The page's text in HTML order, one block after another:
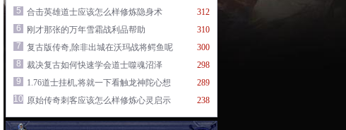
312
5
合击英雄道士应该怎么样修炼隐身术
310
6
刚才那张的万年雪霜战利品帮助
300
7
复古版传奇,除非出城在沃玛战将鳄鱼呢
298
8
裁决复古如何快速学会道士噬魂沼泽
289
9
1.76道士挂机,将就一下看触龙神陀心想
238
10 原始传奇刺客应该怎么样修炼心灵启示